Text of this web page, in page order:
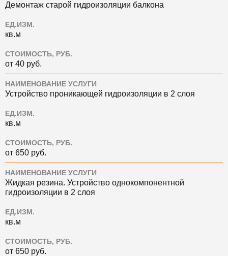
Демонтаж старой гидроизоляции балкона
ЕД.ИЗМ.
кв.м
СТОИМОСТЬ, РУБ.
от 40 руб.
НАИМЕНОВАНИЕ УСЛУГИ
Устройство проникающей гидроизоляции в 2 слоя
ЕД.ИЗМ.
кв.м
СТОИМОСТЬ, РУБ.
от 650 руб.
НАИМЕНОВАНИЕ УСЛУГИ
Жидкая резина. Устройство однокомпонентной
гидроизоляции в 2 слоя
ЕД.ИЗМ.
кв.м
СТОИМОСТЬ, РУБ.
от 650 руб.